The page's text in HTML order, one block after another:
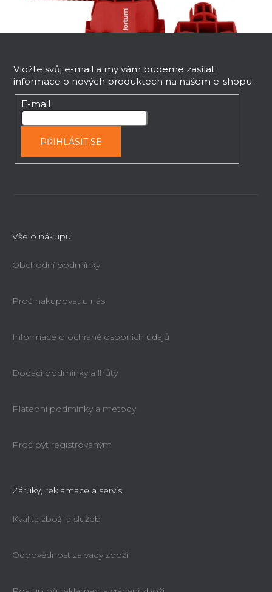
Zarážky vymezovací sada 4ks, k multif.
stolům s otvory O 20mm, FORTUM
Ihned k dodání
Ihned k dodání
Vložte svůj e-mail a my vám budeme zasílat
informace o nových produktech na našem e-shopu.
E-mail
PŘIHLÁSIT SE
Vše o nákupu
Obchodní podmínky
Proč nakupovat u nás
Informace o ochraně osobních údajů
Dodací podmínky a lhůty
Platební podmínky a metody
Proč být registrovaným
Záruky, reklamace a servis
Kvalita zboží a služeb
Odpovědnost za vady zboží